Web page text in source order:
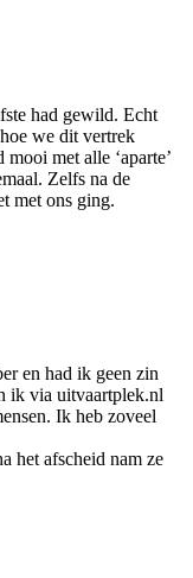
had gewild. Echt
we dit vertrek
met alle ‘aparte’
Zelfs na de
met ons ging.
en had ik geen zin
ik via uitvaartplek.nl
Ik heb zoveel
het afscheid nam ze